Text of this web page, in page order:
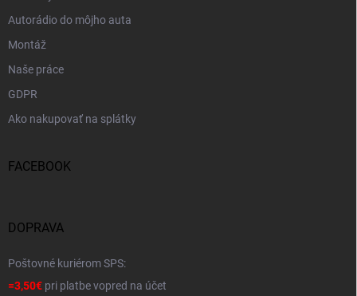
Autorádio do môjho auta
Montáž
Naše práce
GDPR
Ako nakupovať na splátky
FACEBOOK
DOPRAVA
Poštovné kuriérom SPS:
=3,50€ pri platbe vopred na účet